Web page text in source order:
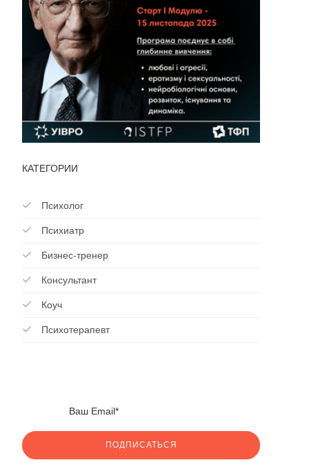
КАТЕГОРИИ
Психолог
Психиатр
Бизнес-тренер
Консультант
Коуч
Психотерапевт
ПОДПИСАТЬСЯ